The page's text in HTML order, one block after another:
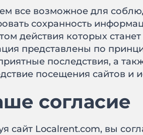
все возможное для
сохранность
действия которых
представлены по
последствия, а
посещения сайтов
согласие
сайт Localrent.com, вы